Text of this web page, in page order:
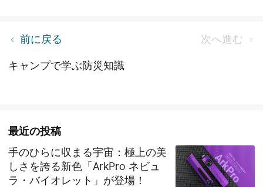
前に戻る 次へ進む
2ステップで簡単、毎日サプライズプレゼントをゲ
キャンプで学ぶ防災知識
最近の投稿
手のひらに収まる宇宙：極上の美
しさを誇る新色「ArkPro ネビュ
ラ・バイオレット」が登場！